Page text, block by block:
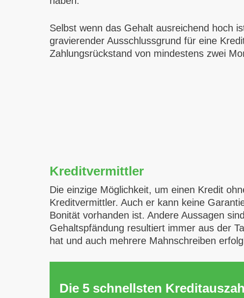
Selbst wenn das Gehalt ausreichend hoch
gravierender Ausschlussgrund für eine
Zahlungsrückstand von mindestens zwei
Kreditvermittler
Die einzige Möglichkeit, um einen Kredit
Kreditvermittler. Auch er kann keine
Bonität vorhanden ist. Andere Aussagen
Gehaltspfändung resultiert immer aus der
hat und auch mehrere Mahnschreiben
Die 5 schnellsten